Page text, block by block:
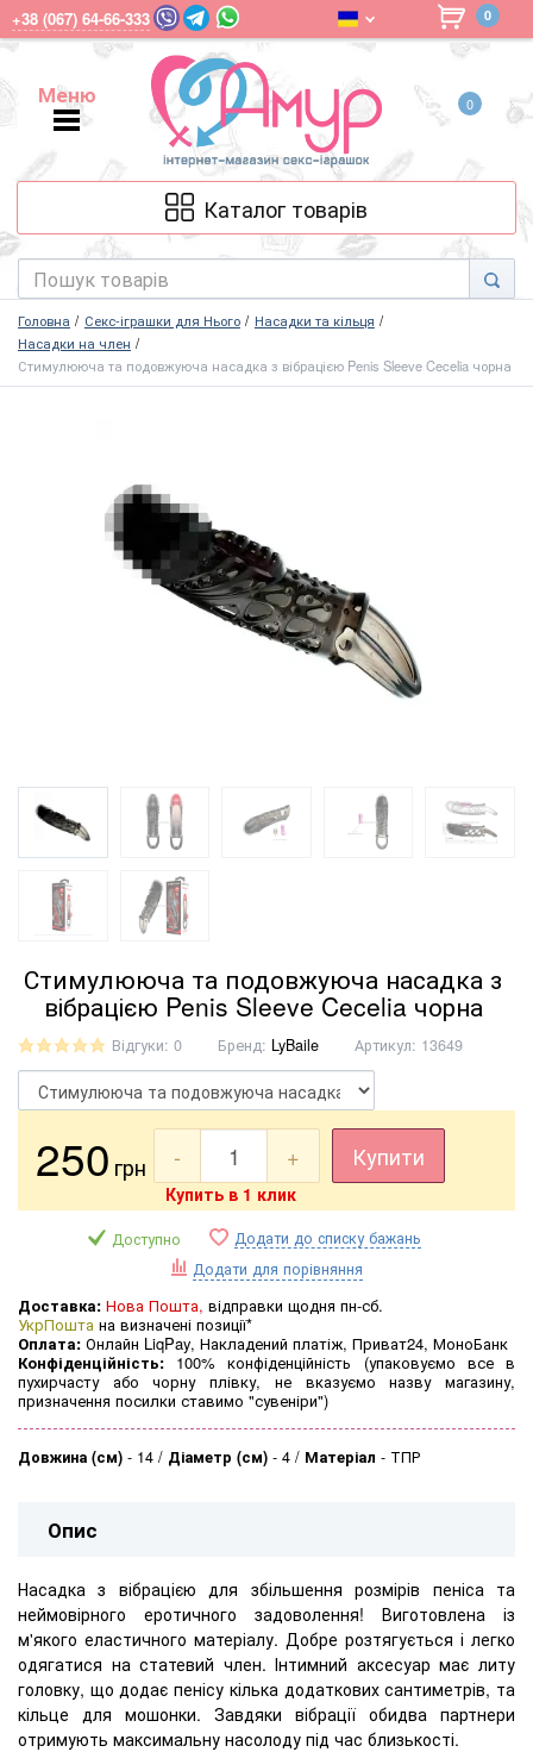
+38 (067) 64-66-333 0
Меню
Меню
0
Каталог товарів
Головна Секс-іграшки для Нього
Насадки та кільця
Насадки на член
Стимулююча та подовжуюча насадка з вібрацією Penis Sleeve Cecelia чорна
Стимулююча та подовжуюча насадка з
вібрацією Penis Sleeve Cecelia чорна
Відгуки: 0 Бренд: LyBaile Артикул: 13649
250 грн - + Купити
Купить в 1 клик
Доступно
Додати до списку бажань
Додати для порівняння
Доставка: Нова Пошта, відправки щодня пн-сб.
УкрПошта на визначені позиції*
Оплата: Онлайн LiqPay, Накладений платіж, Приват24, МоноБанк
Конфіденційність: 100% конфіденційність (упаковуємо все в
пухирчасту або чорну плівку, не вказуємо назву магазину,
призначення посилки ставимо "сувеніри")
Довжина (см) - 14 Діаметр (см) - 4 Матеріал - ТПР
Опис
Насадка з вібрацією для збільшення розмірів пеніса та
неймовірного еротичного задоволення! Виготовлена ​​із
м'якого еластичного матеріалу. Добре розтягується і легко
одягатися на статевий член. Інтимний аксесуар має литу
головку, що додає пенісу кілька додаткових сантиметрів, та
кільце для мошонки. Завдяки вібрації обидва партнери
отримують максимальну насолоду під час близькості.